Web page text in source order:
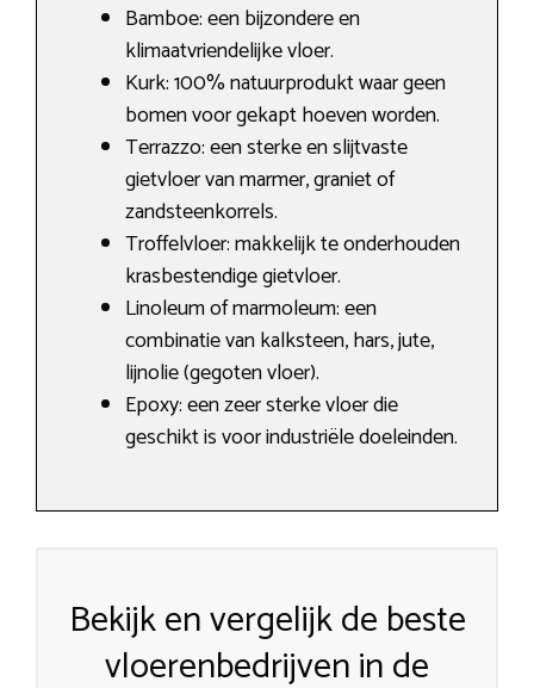
Bamboe: een bijzondere en
klimaatvriendelijke vloer.
Kurk: 100% natuurprodukt waar geen
bomen voor gekapt hoeven worden.
Terrazzo: een sterke en slijtvaste
gietvloer van marmer, graniet of
zandsteenkorrels.
Troffelvloer: makkelijk te onderhouden
krasbestendige gietvloer.
Linoleum of marmoleum: een
combinatie van kalksteen, hars, jute,
lijnolie (gegoten vloer).
Epoxy: een zeer sterke vloer die
geschikt is voor industriële doeleinden.
Bekijk en vergelijk de beste
vloerenbedrijven in de